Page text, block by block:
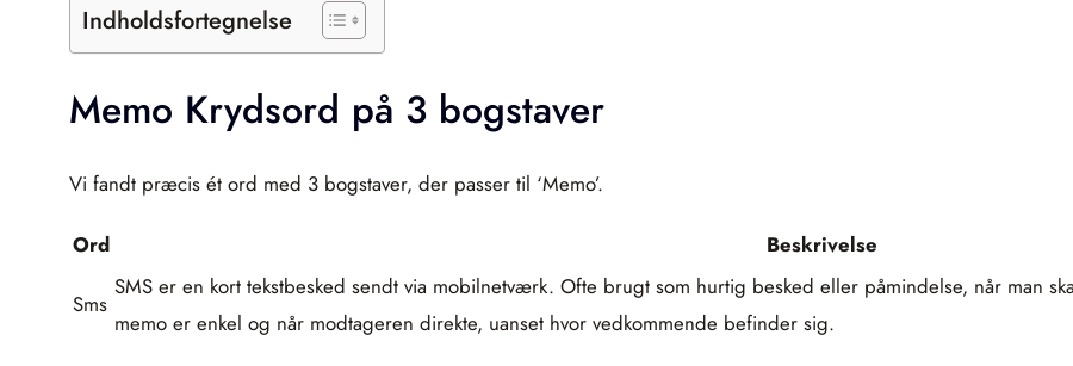
Indholdsfortegnelse
Memo Krydsord på 3 bogstaver
Vi fandt præcis ét ord med 3 bogstaver, der passer til ‘Memo’.
Ord Beskrivelse
Sms
SMS er en kort tekstbesked sendt via mobilnetværk. Ofte brugt som hurtig besked eller påmindelse, når man
memo er enkel og når modtageren direkte, uanset hvor vedkommende befinder sig.